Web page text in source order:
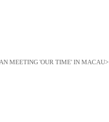
MEETING 'OUR TIME' IN MACAU>